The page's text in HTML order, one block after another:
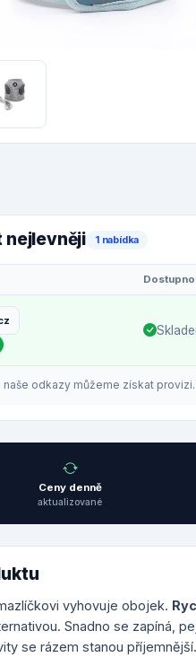
nejlevněji 1 nabídka
naše odkazy můžeme získat
Ceny denně
aktualizované
vyhovuje obojek.
Snadno se zapíná,
se rázem stanou příjemnější.